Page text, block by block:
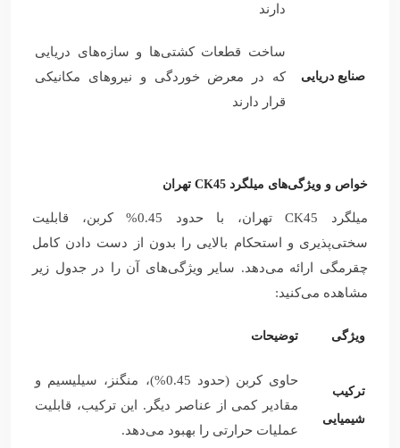
دارند
صنایع دریایی
ساخت قطعات کشتی‌ها و سازه‌های دریایی
که در معرض خوردگی و نیروهای مکانیکی
قرار دارند
خواص و ویژگی‌های میلگرد CK45 تهران
میلگرد CK45 تهران، با حدود 0.45% کربن، قابلیت
سختی‌پذیری و استحکام بالایی را بدون از دست دادن کامل
چقرمگی ارائه می‌دهد. سایر ویژگی‌های آن را در جدول زیر
مشاهده می‌کنید:
ویژگی توضیحات
ترکیب
شیمیایی
حاوی کربن (حدود 0.45%)، منگنز، سیلیسیم و
مقادیر کمی از عناصر دیگر. این ترکیب، قابلیت
عملیات حرارتی را بهبود می‌دهد.